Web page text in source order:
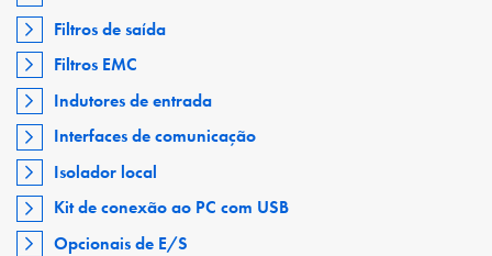
Filtros de saída
Filtros EMC
Indutores de entrada
Interfaces de comunicação
Isolador local
Kit de conexão ao PC com USB
Opcionais de E/S